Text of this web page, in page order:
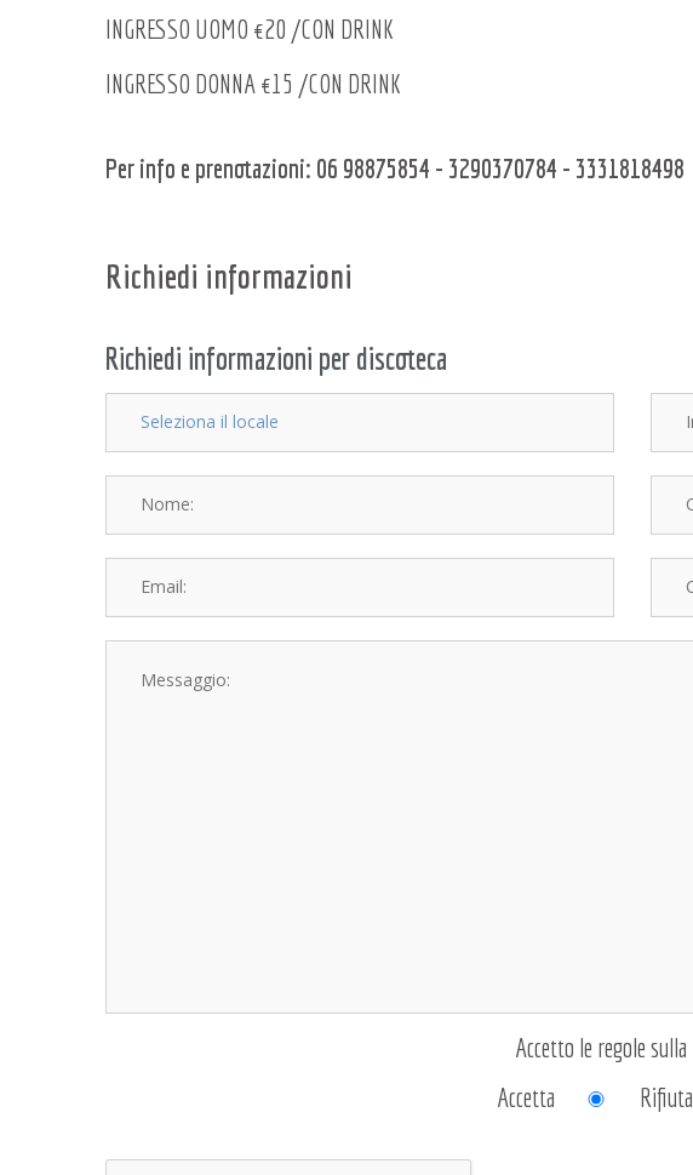
INGRESSO UOMO €20 /CON DRINK
INGRESSO DONNA €15 /CON DRINK
Per info e prenotazioni: 06 98875854 - 3290370784 - 3331818498
Richiedi informazioni
Richiedi informazioni per discoteca
Accetto le regole sulla
Accetta
Rifiuta